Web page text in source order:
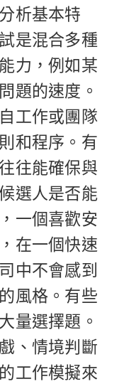
析基本特
是混合多種
力，例如某
題的速度。
工作或團隊
和程序。有
往能確保與
選人是否能
一個喜歡安
在一個快速
中不會感到
風格。有些
量選擇題。
、情境判斷
工作模擬來